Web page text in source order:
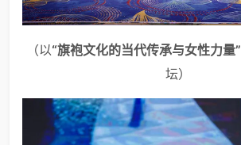
（以“旗袍文化的当代传承与女性力量”
坛）